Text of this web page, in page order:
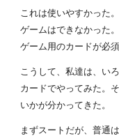
これは使いやすかった
ゲームはできなかった
ゲーム用のカードが必
こうして、私達は、い
カードでやってみた。
いかが分かってきた。
まずスートだが、普通